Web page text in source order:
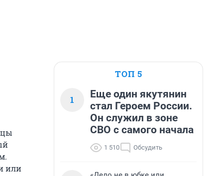
или
ТОП 5
1
Еще один якутянин
стал Героем России.
Он служил в зоне
СВО с самого начала
1 510 Обсудить